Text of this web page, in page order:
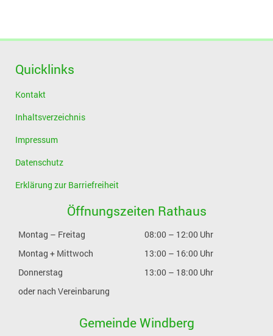
Quicklinks
Kontakt
Inhaltsverzeichnis
Impressum
Datenschutz
Erklärung zur Barriefreiheit
Öffnungszeiten Rathaus
Montag – Freitag
08:00 – 12:00 Uhr
Montag + Mittwoch
13:00 – 16:00 Uhr
Donnerstag
13:00 – 18:00 Uhr
oder nach Vereinbarung
Gemeinde Windberg